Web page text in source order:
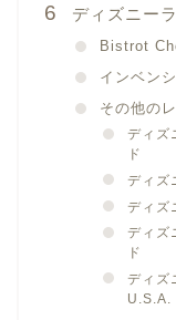
ディズニー
Bistrot
インベン
その他の
ディズ
ド
ディズ
ディズ
ディズ
ド
ディズ
U.S.A.